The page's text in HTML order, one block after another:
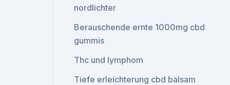
nordlichter
Berauschende ernte 1000mg cbd
gummis
Thc und lymphom
Tiefe erleichterung cbd balsam